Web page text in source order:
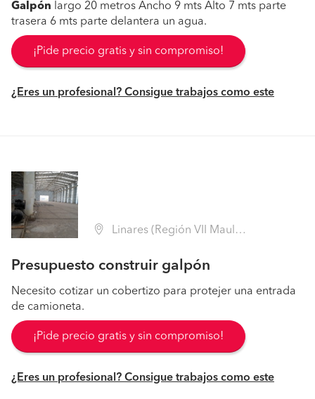
Galpón largo 20 metros Ancho 9 mts Alto 7 mts parte
trasera 6 mts parte delantera un agua.
¡Pide precio gratis y sin compromiso!
¿Eres un profesional? Consigue trabajos como este
Linares (Región VII Maule - Linares)
Presupuesto construir galpón
Necesito cotizar un cobertizo para protejer una entrada
de camioneta.
¡Pide precio gratis y sin compromiso!
¿Eres un profesional? Consigue trabajos como este